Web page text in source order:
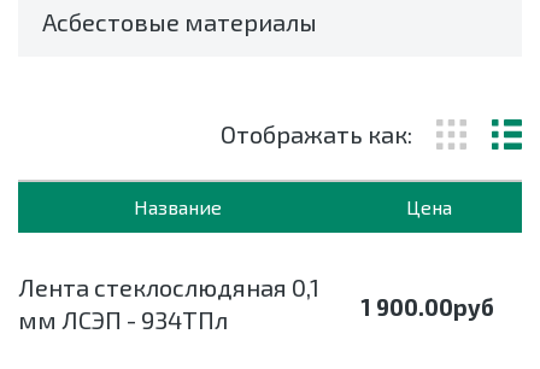
Отображать как:
Название Цена
Лента стеклослюдяная 0,1
мм ЛСЭП - 934ТПл
1 900.00руб
Асбестовые материалы